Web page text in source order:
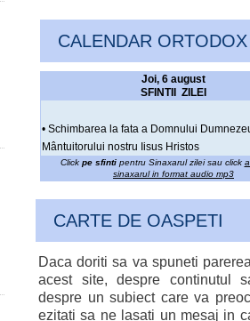
CALENDAR ORTODOX
Joi, 6 august
SFINTII ZILEI
• Schimbarea la fata a Domnului
Mântuitorului nostru Iisus Hristos
Click pe sfintipentru Sinaxarul zilei sau click
sinaxarul in format audio mp3
CARTE DE OASPETI
Daca doriti sa va spuneti
acest site, despre continutul
despre un subiect care va
ezitati sa ne lasati un mesaj in